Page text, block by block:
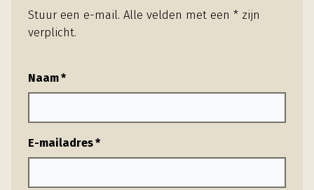
Stuur een e-mail. Alle velden met een * zijn
verplicht.
Naam*
E-mailadres*